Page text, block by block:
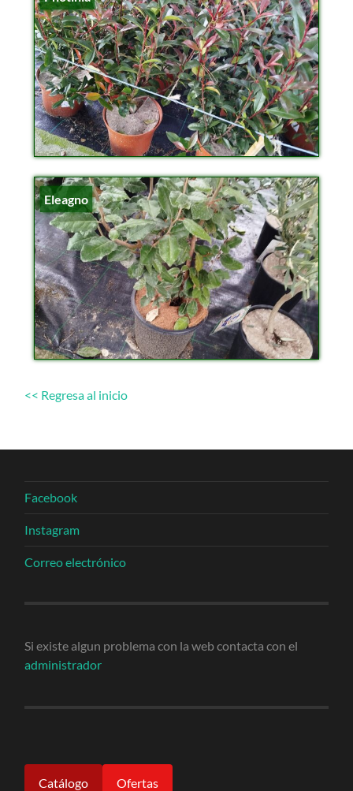
Eleagno
<< Regresa al inicio
Facebook
Instagram
Correo electrónico
Si existe algun problema con la web contacta con el
administrador
Catálogo Ofertas